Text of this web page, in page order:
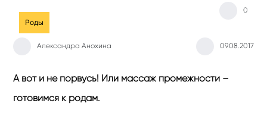
Роды
Александра Анохина 09.08.2017
0
А вот и не порвусь! Или массаж промежности –
готовимся к родам.